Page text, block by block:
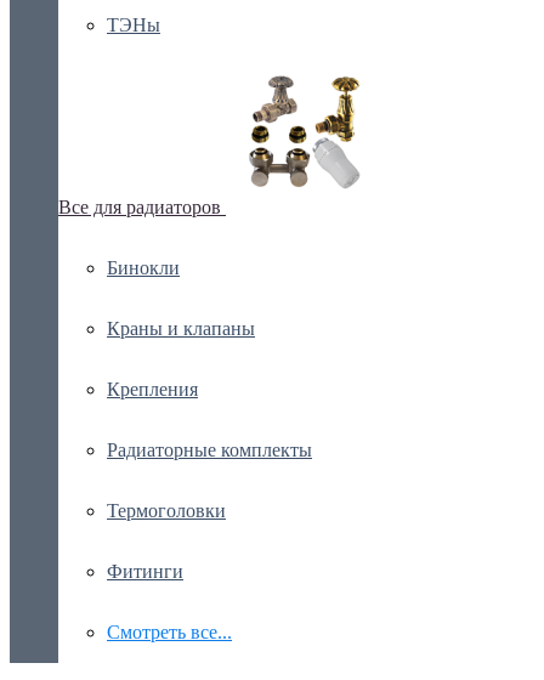
ТЭНы
Все для радиаторов
Бинокли
Краны и клапаны
Крепления
Радиаторные комплекты
Термоголовки
Фитинги
Смотреть все...